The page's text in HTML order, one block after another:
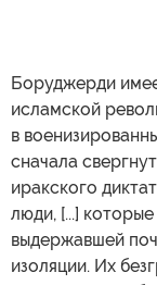
Боруджерди
исламской
в
сначала
иракского
люди, [...]
выдержавшей
изоляции. Их